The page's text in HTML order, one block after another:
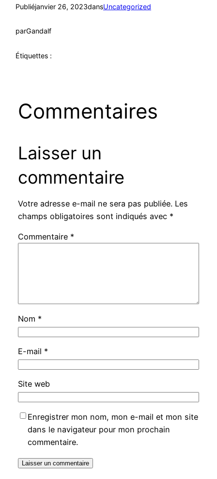
Publiéjanvier 26, 2023dansUncategorized
parGandalf
Étiquettes :
Commentaires
Laisser un
commentaire
Votre adresse e-mail ne sera pas publiée. Les
champs obligatoires sont indiqués avec *
Commentaire *
Nom *
E-mail *
Site web
Enregistrer mon nom, mon e-mail et mon site
dans le navigateur pour mon prochain
commentaire.